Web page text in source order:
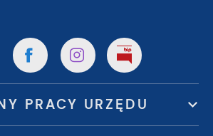
PRACY URZĘDU